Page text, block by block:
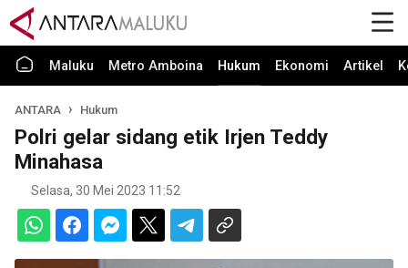
Maluku Metro Amboina Hukum Ekonomi Artikel
ANTARA Hukum
Polri gelar sidang etik Irjen Teddy
Minahasa
Selasa, 30 Mei 2023 11:52